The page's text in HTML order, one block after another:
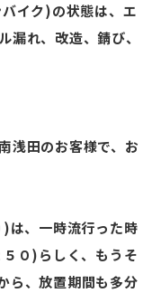
イク)の状態は、エ
漏れ、改造、錆び、
浅田のお客様で、お
は、一時流行った時
０)らしく、もうそ
ら、放置期間も多分